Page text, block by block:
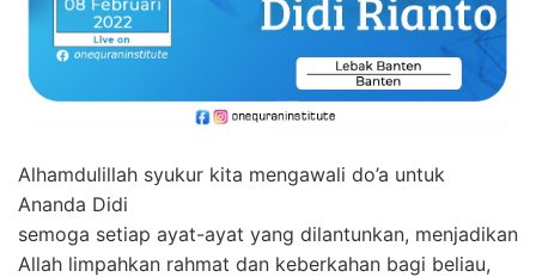
Alhamdulillah syukur kita mengawali do’a untuk
Ananda Didi
semoga setiap ayat-ayat yang dilantunkan, menjadikan
Allah limpahkan rahmat dan keberkahan bagi beliau,